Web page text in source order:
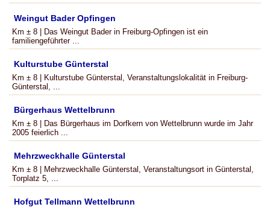
Weingut Bader Opfingen
Km ± 8 | Das Weingut Bader in Freiburg-Opfingen ist ein
familiengeführter ...
Kulturstube Günterstal
Km ± 8 | Kulturstube Günterstal, Veranstaltungslokalität in Freiburg-
Günterstal, ...
Bürgerhaus Wettelbrunn
Km ± 8 | Das Bürgerhaus im Dorfkern von Wettelbrunn wurde im Jahr
2005 feierlich ...
Mehrzweckhalle Günterstal
Km ± 8 | Mehrzweckhalle Günterstal, Veranstaltungsort in Günterstal,
Torplatz 5, ...
Hofgut Tellmann Wettelbrunn